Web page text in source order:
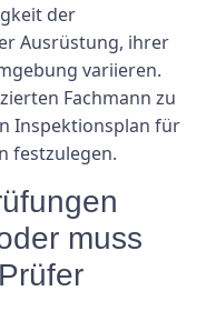
der
Ausrüstung, ihrer
variieren.
Fachmann zu
Inspektionsplan für
festzulegen.
muss